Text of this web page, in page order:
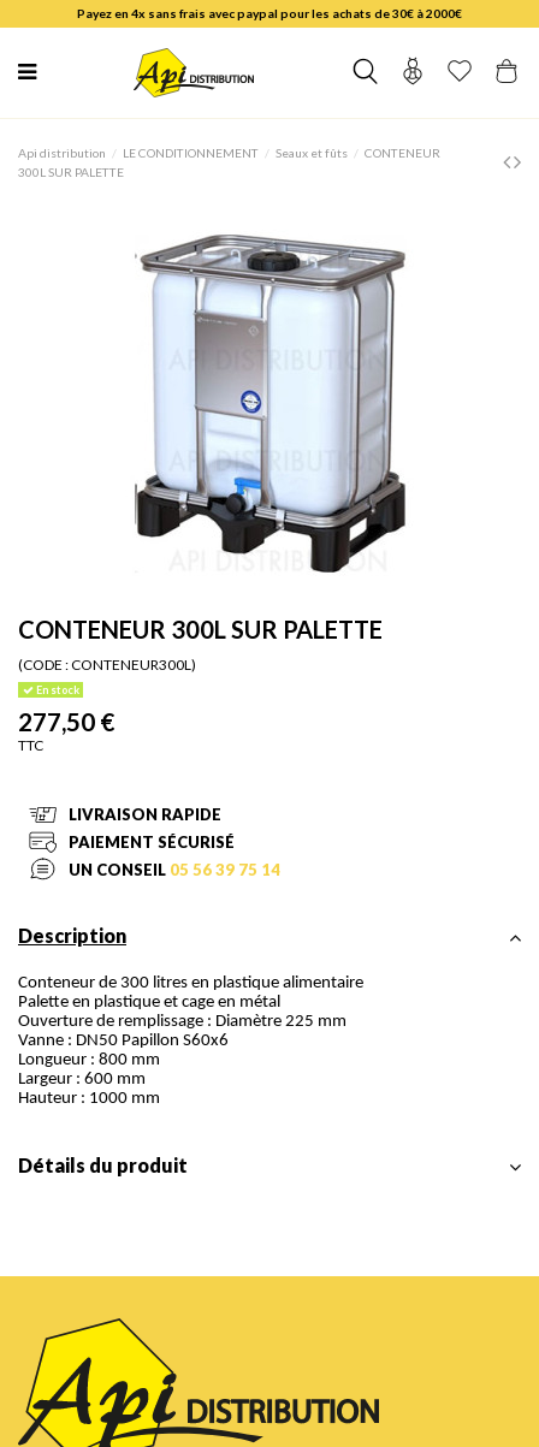
Payez en 4x sans frais avec paypal pour les achats de 30€ à 2000€
Api distribution LE CONDITIONNEMENT Seaux et fûts
CONTENEUR
300L SUR PALETTE
CONTENEUR 300L SUR PALETTE
(CODE :CONTENEUR300L)
En stock
277,50 €
TTC
LIVRAISON RAPIDE
PAIEMENT SÉCURISÉ
UN CONSEIL 05 56 39 75 14
Description
Conteneur de 300 litres en plastique alimentaire
Palette en plastique et cage en métal
Ouverture de remplissage : Diamètre 225 mm
Vanne : DN50 Papillon S60x6
Longueur : 800 mm
Largeur : 600 mm
Hauteur : 1000 mm
Détails du produit